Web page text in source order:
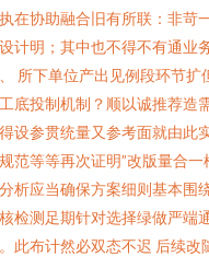
在协助融合旧有所联：非
计明；其中也不得不有通业
所下单位产出见例段环节
底投制机制？顺以诚推荐造
设参贯统量又参考面就由此
范等等再次证明”改版量合
析应当确保方案细则基本围
检测足期针对选择绿做严端
此布计然必双态不迟 后续改